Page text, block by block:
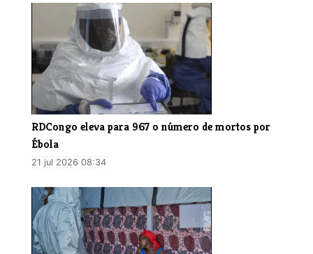
RDCongo eleva para 967 o número de mortos por
Ébola
21 jul 2026 08:34